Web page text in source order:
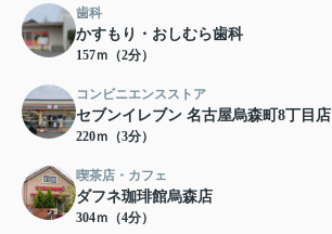
歯科
かすもり・おしむら歯科
157ｍ（2分）
コンビニエンスストア
セブンイレブン 名古屋烏森町8丁目店
220ｍ（3分）
喫茶店・カフェ
ダフネ珈琲館烏森店
304ｍ（4分）